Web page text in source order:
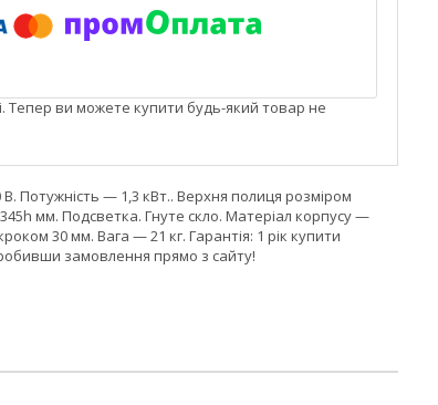
Тепер ви можете купити будь-який товар не
Потужність — 1,3 кВт.. Верхня полиця розміром
мм. Подсветка. Гнуте скло. Матеріал корпусу —
30 мм. Вага — 21 кг. Гарантія: 1 рік купити
замовлення прямо з сайту!